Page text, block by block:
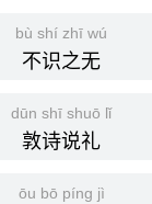
bù shí zhī wú
不识之无
dūn shī shuō lǐ
敦诗说礼
ōu bō píng jì